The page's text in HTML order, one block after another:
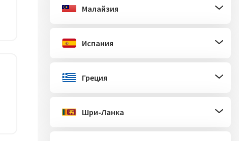
Малайзия
Испания
Греция
Шри-Ланка